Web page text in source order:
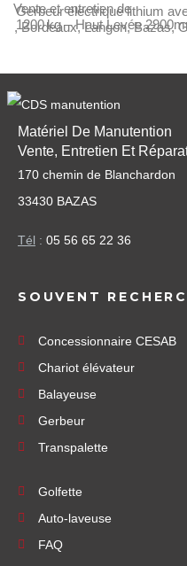
Vente et entretien de
Gerbeur électrique lithium
1200 kg – Haut Levée
, Bordeaux, Langon, Bazas,
Matériel De Manutention
Vente, Entretien Et
170 chemin de Blanchardon
33430 BAZAS
Tél : 05 56 65 22 36
SOUVENT
Concessionnaire CESAB
Chariot élévateur
Balayeuse
Gerbeur
Transpalette
Golfette
Auto-laveuse
FAQ